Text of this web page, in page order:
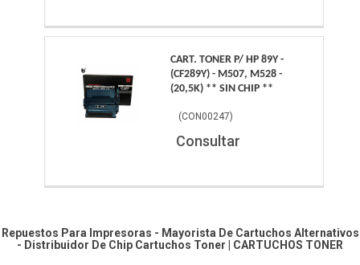
CART. TONER P/ HP 89Y -
(CF289Y) - M507, M528 -
(20,5K) ** SIN CHIP **
(CON00247)
Consultar
Repuestos Para Impresoras - Mayorista De Cartuchos Alternativos
- Distribuidor De Chip Cartuchos Toner | CARTUCHOS TONER